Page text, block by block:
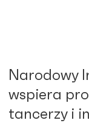
Narodowy
wspiera
tancerzy i